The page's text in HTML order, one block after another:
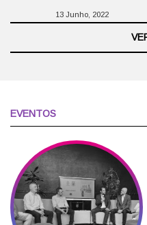
13 Junho, 2022
EVENTOS